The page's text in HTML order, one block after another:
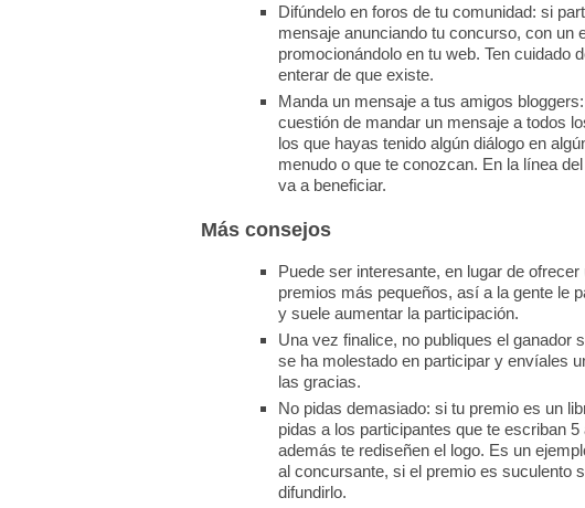
Difúndelo en foros de tu comunidad: si
mensaje anunciando tu concurso, con un
promocionándolo en tu web. Ten cuidado
enterar de que existe.
Manda un mensaje a tus amigos
cuestión de mandar un mensaje a todos
los que hayas tenido algún diálogo en
menudo o que te conozcan. En la línea
va a beneficiar.
Más consejos
Puede ser interesante, en lugar de
premios más pequeños, así a la gente le
y suele aumentar la participación.
Una vez finalice, no publiques el ganador
se ha molestado en participar y envíales
las gracias.
No pidas demasiado: si tu premio es un
pidas a los participantes que te escriban
además te rediseñen el logo. Es un
al concursante, si el premio es suculento
difundirlo.